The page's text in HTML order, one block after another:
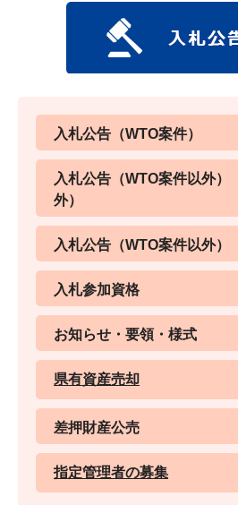
入札公告（WTO案件）
入札公告（WTO案件以外）
外）
入札公告（WTO案件以外）
入札参加資格
お知らせ・要領・様式
県有資産売却
差押財産公売
指定管理者の募集